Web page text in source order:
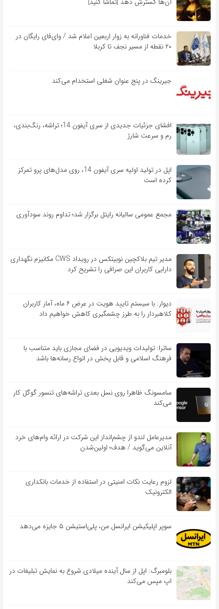
خدمات فناورانه به زوار اربعین اعلام شد / وای‌فای رایگان در
۲۰ نقطه از مسیر نجف تا کربلا
جیرینگ در پنج عنوان شغلی استخدام می‌کند
افشای جزئیات جدیدی از سری آیفون 14؛ تراشه، رنگ‌بندی،
رم و سرعت شارژ
اپل در تولید اولیه سری آیفون 14، روی مدل‌های پرو تمرکز
کرده است
مجمع عمومی سالیانه رایتل برگزار شد؛ تداوم روند سودآوری
مدیر تیم بلاکچین نوبیتکس در رویداد CWS مکانیزم نگهداری
دارایی کاربران این صرافی را تشریح کرد
دیوار: با سیستم تایید هویت در عرض ۶ ماه، آمار کاربران
کلاهبردار را به طرز چشمگیری کاهش خواهیم داد
ساترا: تولیدات ویدیویی در فضای مجازی باید متناسب با
فرهنگ اسلامی و قابل پخش در انواع رسانه‌ها باشد
سامسونگ ظاهرا روی نسل بعدی تراشه‌های تنسور گوگل کار
می‌کند
مدیرعامل لندو از چشم‌انداز این شرکت در ارائه وام‌های خرد
آنلاین می‌گوید / هدف؛ اولین‌شدن
لزوم رعایت نکات امنیتی در استفاده از خدمات بانکداری
الکترونیک
سوپر اپلیکیشن ایرانسل من، پلی‌استیشن ۵ جایزه می‌دهد
بلومبرگ: اپل از سال آینده میلادی شروع به نمایش تبلیغات در
اپ مپس می‌کند